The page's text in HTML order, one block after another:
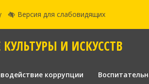
Версия для слабовидящих
И ИСКУССТВ
коррупции